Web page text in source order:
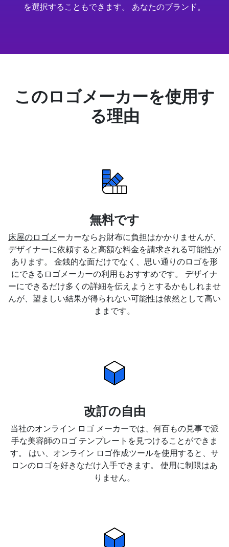
を選択することもできます。 あなたのブランド。
このロゴメーカーを使用す
る理由
無料です
床屋のロゴメ ーカーならお財布に負担はかかりませんが、
デザイナーに依頼すると高額な料金を請求される可能性が
あります。 金銭的な面だけでなく、思い通りのロゴを形
にできるロゴメーカーの利用もおすすめです。 デザイナ
ーにできるだけ多くの詳細を伝えようとするかもしれませ
んが、望ましい結果が得られない可能性は依然として高い
ままです。
改訂の自由
当社のオンライン ロゴ メーカーでは、何百もの見事で派
手な美容師のロゴ テンプレートを見つけることができま
す。 はい、オンライン ロゴ作成ツールを使用すると、サ
ロンのロゴを好きなだけ入手できます。 使用に制限はあ
りません。